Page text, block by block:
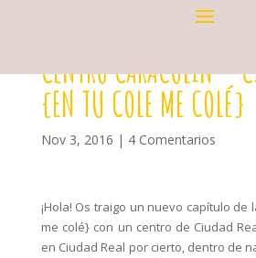
CENTRO CARACOLÍN –
{EN TU COLE ME COLÉ}
Nov 3, 2016 | 4 Comentarios
¡Hola! Os traigo un nuevo capítulo de
me colé} con un centro de Ciudad
en Ciudad Real por cierto, dentro de